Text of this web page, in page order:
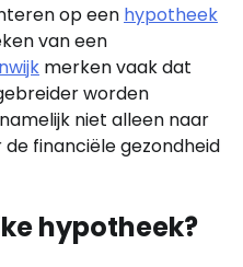
op een hypotheek
van een
merken vaak dat
worden
niet alleen naar
financiële gezondheid
hypotheek?